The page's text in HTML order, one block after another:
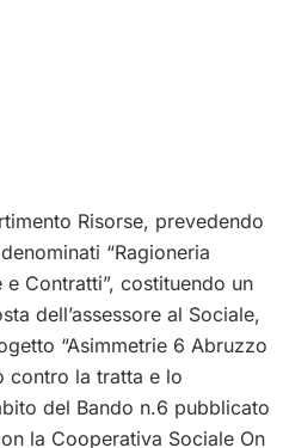
Risorse, prevedendo
“Ragioneria
e Contratti”, costituendo un
dell’assessore al Sociale,
“Asimmetrie 6 Abruzzo
contro la tratta e lo
del Bando n.6 pubblicato
la Cooperativa Sociale On